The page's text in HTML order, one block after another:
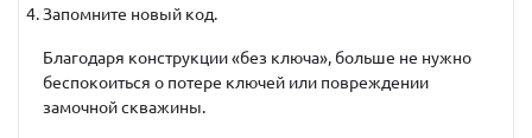
Запомните новый код.
Благодаря конструкции«без ключа», больше не нужно
беспокоиться о потере ключей или повреждении
замочной скважины.